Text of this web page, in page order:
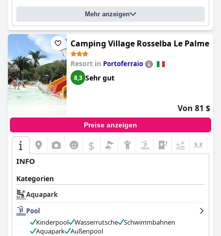
Mehr anzeigen
Camping Village Rosselba Le Palme
Resort in Portoferraio
8,3 Sehr gut
Von 81 $
Preise anzeigen
$
INFO
Kategorien
Aquapark
Pool
Kinderpool
Wasserrutsche
Schwimmbahnen
Aquapark
Außenpool